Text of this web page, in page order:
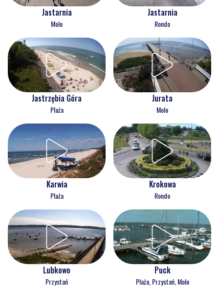
Jastarnia
Molo
Jastarnia
Rondo
Jastrzębia Góra
Plaża
Jurata
Molo
Karwia
Plaża
Krokowa
Rondo
Lubkowo
Przystań
Puck
Plaża, Przystań, Molo